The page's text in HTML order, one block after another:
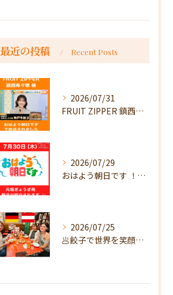
最近の投稿 Recent Posts
2026/07/31
FRUIT ZIPPER 鎮西寿々歌様が！
2026/07/29
おはよう朝日です ！で放送
2026/07/25
🥟餃子で世界を笑顔に🥟